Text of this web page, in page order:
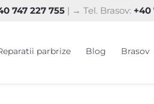
747 227 755 | → Tel. Brasov: +40
parbrize Blog Brasov